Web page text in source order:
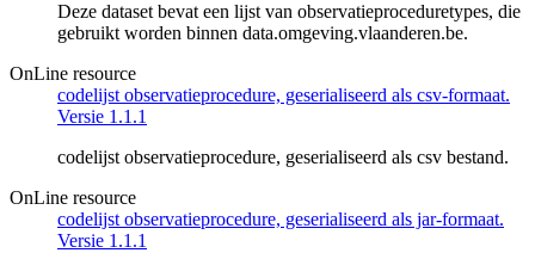
Deze dataset bevat een lijst van observatieproceduretypes, die
gebruikt worden binnen data.omgeving.vlaanderen.be.
OnLine resource
codelijst observatieprocedure, geserialiseerd als csv-formaat.
Versie 1.1.1
codelijst observatieprocedure, geserialiseerd als csv bestand.
OnLine resource
codelijst observatieprocedure, geserialiseerd als jar-formaat.
Versie 1.1.1